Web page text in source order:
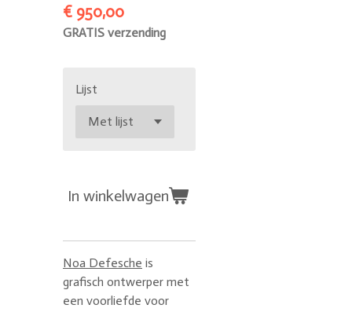
€ 950,00
GRATIS verzending
Lijst
In winkelwagen
Noa Defesche is
grafisch ontwerper met
een voorliefde voor